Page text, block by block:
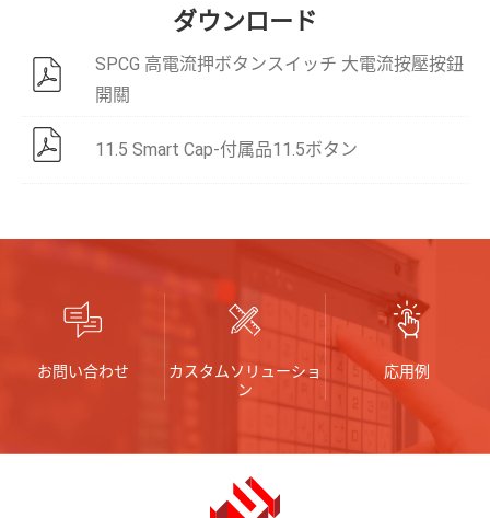
ダウンロード
SPCG 高電流押ボタンスイッチ 大電流按壓按鈕
開關
11.5 Smart Cap-付属品11.5ボタン
お問い合わせ
カスタムソリューショ
ン
応用例